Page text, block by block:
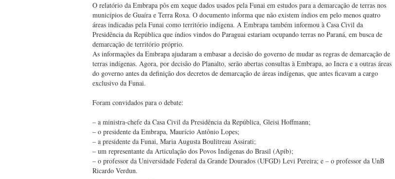
O relatório da Embrapa pôs em xeque dados usados pela Funai em estudos para a demarcação de terras nos
municípios de Guaíra e Terra Roxa. O documento informa que não existem índios em pelo menos quatro
áreas indicadas pela Funai como território indígena. A Embrapa também informou à Casa Civil da
Presidência da República que índios vindos do Paraguai estariam ocupando terras no Paraná, em busca de
demarcação de território próprio.
As informações da Embrapa ajudaram a embasar a decisão do governo de mudar as regras de demarcação de
terras indígenas. Agora, por decisão do Planalto, serão abertas consultas à Embrapa, ao Incra e a outras áreas
do governo antes da definição dos decretos de demarcação de áreas indígenas, que antes ficavam a cargo
exclusivo da Funai.
Foram convidados para o debate:
– a ministra-chefe da Casa Civil da Presidência da República, Gleisi Hoffmann;
– o presidente da Embrapa, Maurício Antônio Lopes;
– a presidente da Funai, Maria Augusta Boulitreau Assirati;
– um representante da Articulação dos Povos Indígenas do Brasil (Apib);
– o professor da Universidade Federal da Grande Dourados (UFGD) Levi Pereira; e – o professor da UnB
Ricardo Verdun.